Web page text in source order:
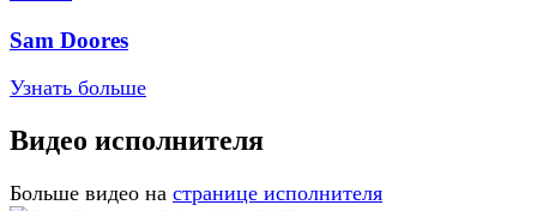
Sam Doores
Узнать больше
Видео исполнителя
Больше видео на странице исполнителя